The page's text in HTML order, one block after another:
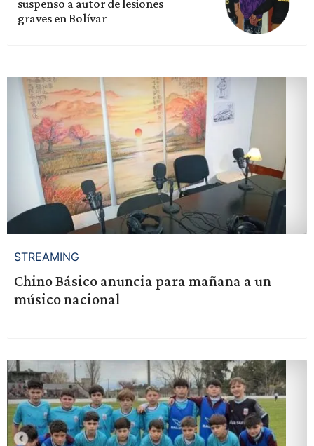
suspenso a autor de lesiones
graves en Bolívar
STREAMING
Chino Básico anuncia para mañana a un
músico nacional